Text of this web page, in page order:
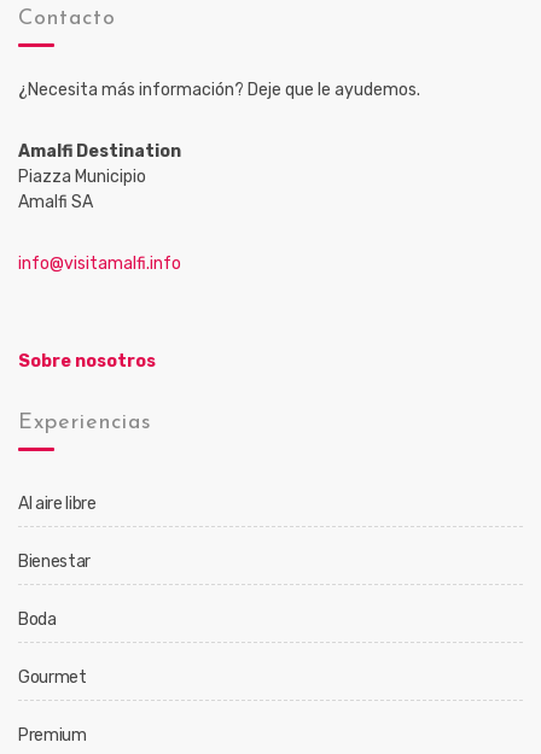
Contacto
¿Necesita más información? Deje que le ayudemos.
Amalfi Destination
Piazza Municipio
Amalfi SA
info@visitamalfi.info
Sobre nosotros
Experiencias
Al aire libre
Bienestar
Boda
Gourmet
Premium